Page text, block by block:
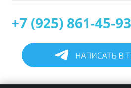
+7 (925) 861-45-93